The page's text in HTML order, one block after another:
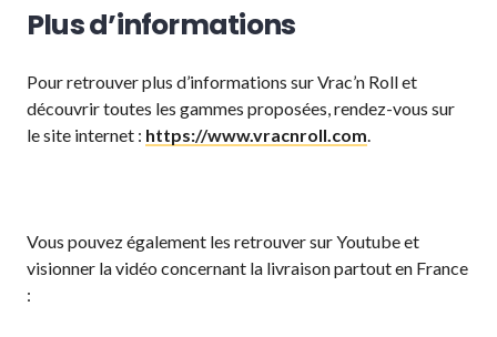
Plus d’informations
Pour retrouver plus d’informations sur Vrac’n Roll et
découvrir toutes les gammes proposées, rendez-vous sur
le site internet : https://www.vracnroll.com
Vous pouvez également les retrouver sur Youtube et
visionner la vidéo concernant la livraison partout en France
: